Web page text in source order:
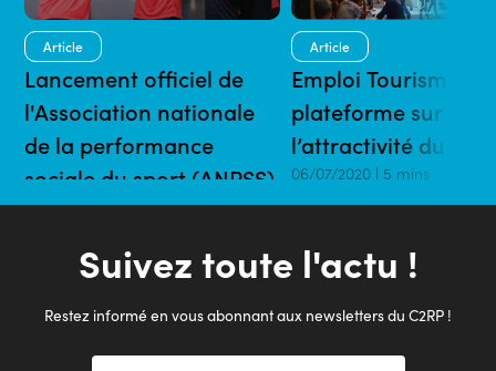
Article
Lancement officiel de
l'Association nationale
de la performance
sociale du sport (ANPSS)
30/07/2020 | 10 mins
Article
Emploi Tourisme :
plateforme sur
l’attractivité du
06/07/2020 | 5 mins
Suivez toute l'actu !
Restez informé en vous abonnant aux newsletters du C2RP !